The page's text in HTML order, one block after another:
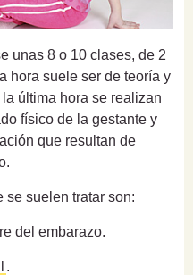
unas 8 o 10 clases, de 2
hora suele ser de teoría y
última hora se realizan
físico de la gestante y
que resultan de
se suelen tratar son:
del embarazo.
.